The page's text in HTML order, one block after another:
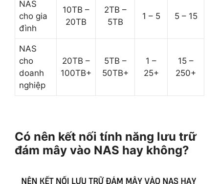
NAS
cho gia
đình
10TB –
20TB
2TB –
5TB
1 – 5 5 – 15
NAS
cho
doanh
nghiệp
20TB –
100TB+
5TB –
50TB+
1 –
25+
15 –
250+
Có nên kết nối tính năng lưu trữ
đám mây vào NAS hay không?